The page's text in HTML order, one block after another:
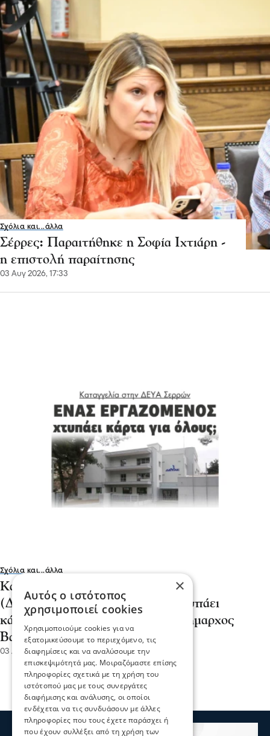
Σχόλια και...άλλα
Σέρρες: Παραιτήθηκε η Σοφία Ιχτιάρη -
η επιστολή παραίτησης
03 Αυγ 2026, 17:33
Σχόλια και...άλλα
Καταγγελία στην ΔΕΥΑ Σερρών
(ΔΕΥΑΣ) - Ένας εργαζόμενος χτυπάει
κάρτα για όλους; - Τι απαντά η δήμαρχος
Βαρβάρα Μητλιάγκα
03 Αυγ 2026, 14:52
×
Αυτός ο ιστότοπος
χρησιμοποιεί cookies
Χρησιμοποιούμε cookies για να
εξατομικεύσουμε το περιεχόμενο, τις
διαφημίσεις και να αναλύσουμε την
επισκεψιμότητά μας. Μοιραζόμαστε επίσης
πληροφορίες σχετικά με τη χρήση του
ιστότοπού μας με τους συνεργάτες
διαφήμισης και ανάλυσης, οι οποίοι
ενδέχεται να τις συνδυάσουν με άλλες
πληροφορίες που τους έχετε παράσχει ή
που έχουν συλλέξει από τη χρήση των